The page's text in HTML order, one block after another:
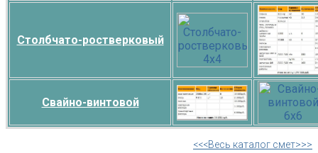
Столбчато-ростверковый
Свайно-винтовой
<<<Весь каталог смет>>>